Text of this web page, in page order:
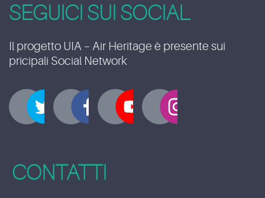
SEGUICI SUI SOCIAL
Il progetto UIA – Air Heritage è presente sui
pricipali Social Network
CONTATTI